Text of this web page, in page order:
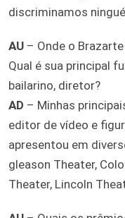
discriminamos
AU – Onde o
Qual é sua principal
bailarino, diretor?
AD – Minhas
editor de vídeo e
apresentou em
gleason Theater,
Theater, Lincoln